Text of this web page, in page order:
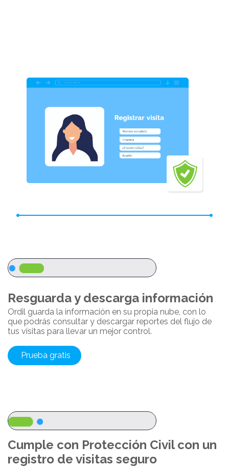
Resguarda y descarga información
Ordil guarda la información en su propia nube, con lo
que podrás consultar y descargar reportes del flujo de
tus visitas para llevar un mejor control.
Prueba gratis
Cumple con Protección Civil con un
registro de visitas seguro